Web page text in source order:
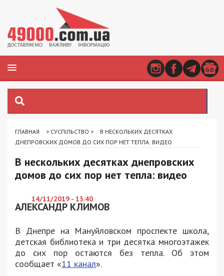
ГЛАВНАЯ > СУСПІЛЬСТВО >
В НЕСКОЛЬКИХ ДЕСЯТКАХ
ДНЕПРОВСКИХ ДОМОВ ДО СИХ ПОР НЕТ ТЕПЛА: ВИДЕО
В нескольких десятках днепровских
домов до сих пор нет тепла: видео
14/11/2019 - 13:40
АЛЕКСАНДР КЛИМОВ
В Днепре на Мануйловском проспекте школа,
детская библиотека и три десятка многоэтажек
до сих пор остаются без тепла. Об этом
сообщает «11 канал».